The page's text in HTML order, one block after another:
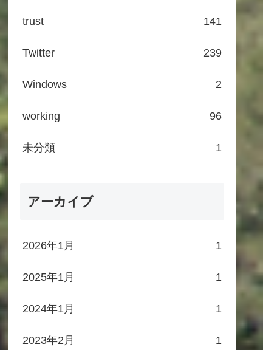
trust 141
Twitter 239
Windows 2
working 96
未分類 1
アーカイブ
2026年1月 1
2025年1月 1
2024年1月 1
2023年2月 1